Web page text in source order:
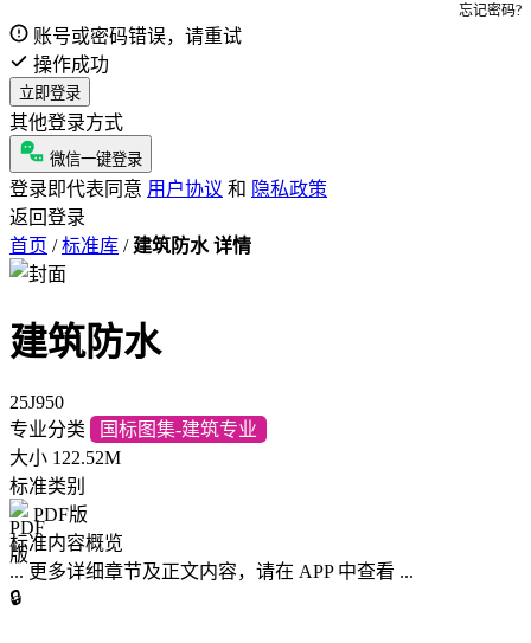
忘记密码?
账号或密码错误，请重试
操作成功
立即登录
其他登录方式
微信一键登录
登录即代表同意 用户协议 和 隐私政策
返回登录
首页 / 标准库 / 建筑防水 详情
建筑防水
25J950
专业分类
国标图集-建筑专业
大小 122.52M
标准类别
PDF版
标准内容概览
... 更多详细章节及正文内容，请在 APP 中查看 ...
🔒